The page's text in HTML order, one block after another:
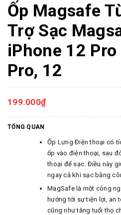
Ốp Magsafe
Trợ Sạc
iPhone 12
Pro, 12
199.000₫
TỔNG QUAN
Ốp Lưng Điện thoại có
ốp vào điện thoại, sau
thoại để sạc. Điều này
ngay cả khi sạc bằng
MagSafe là một công
hướng tới sự tiện lợi, an
cũng như tăng tuổi thọ